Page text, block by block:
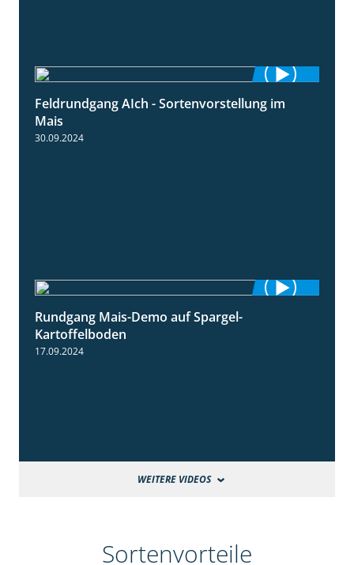
11:24
Feldrundgang AIch - Sortenvorstellung im
Mais
30.09.2024
Rundgang Mais-Demo auf Spargel-
Kartoffelboden
17.09.2024
WEITERE VIDEOS
Sortenvorteile